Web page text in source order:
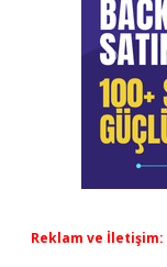
Reklam ve İletişim: